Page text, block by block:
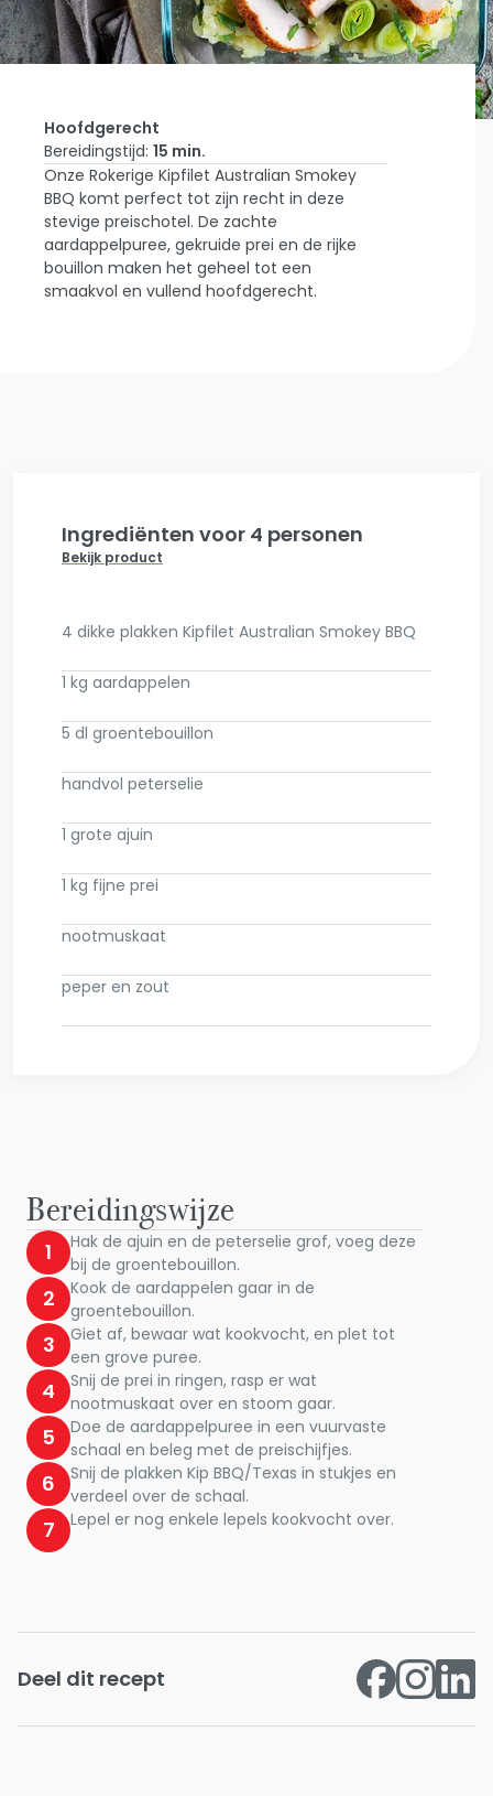
Home
Laat Je
Inspireren
Kipfilet
Australian
Smokey
BBQ Met
Hoofdgerecht
Bereidingstijd: 15 min.
Onze Rokerige Kipfilet Australian Smokey
BBQ komt perfect tot zijn recht in deze
stevige preischotel. De zachte
aardappelpuree, gekruide prei en de rijke
bouillon maken het geheel tot een
smaakvol en vullend hoofdgerecht.
Ingrediënten voor 4 personen
Bekijk product
4 dikke plakken Kipfilet Australian Smokey BBQ
1 kg aardappelen
5 dl groentebouillon
handvol peterselie
1 grote ajuin
1 kg fijne prei
nootmuskaat
peper en zout
Bereidingswijze
1
Hak de ajuin en de peterselie grof, voeg deze
bij de groentebouillon.
2
Kook de aardappelen gaar in de
groentebouillon.
3
Giet af, bewaar wat kookvocht, en plet tot
een grove puree.
4
Snij de prei in ringen, rasp er wat
nootmuskaat over en stoom gaar.
5
Doe de aardappelpuree in een vuurvaste
schaal en beleg met de preischijfjes.
6
Snij de plakken Kip BBQ/Texas in stukjes en
verdeel over de schaal.
7 Lepel er nog enkele lepels kookvocht over.
Deel dit recept